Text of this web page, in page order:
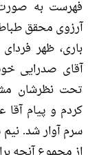
فهرست به
آرزوی محقق
باری، ظهر
آقای صدرایی
تحت نظرشان
کردم و پیام آقا
سرم آوار شد.